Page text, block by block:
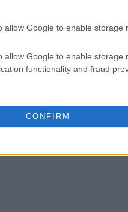
allow Google to enable storage
allow Google to enable storage
functionality and fraud
CONFIRM
una conduttrice,
e amici del piccolo
a lei in momenti
suo approccio diretto